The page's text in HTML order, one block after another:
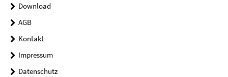
Download
AGB
Kontakt
Impressum
Datenschutz